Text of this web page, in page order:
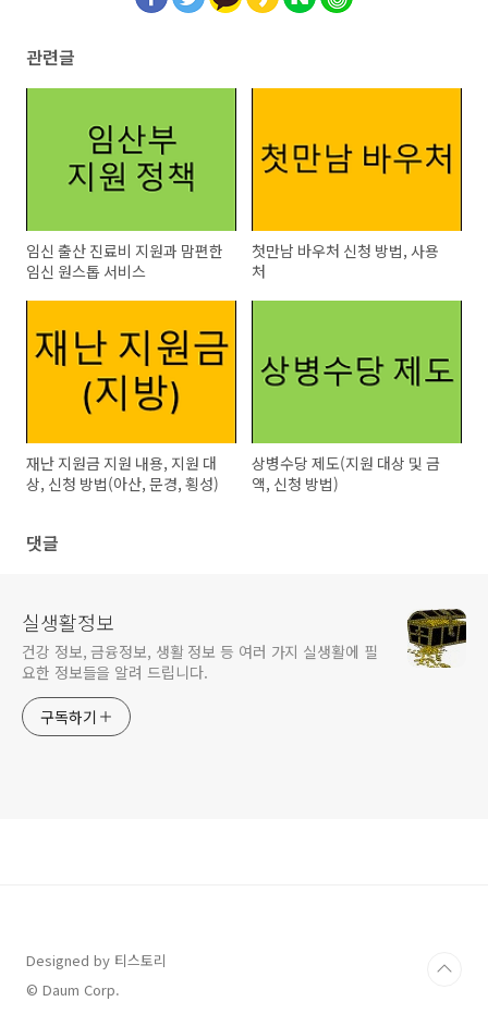
관련글
임신 출산 진료비 지원과 맘편한
임신 원스톱 서비스
첫만남 바우처 신청 방법, 사용
처
재난 지원금 지원 내용, 지원 대
상, 신청 방법(아산, 문경, 횡성)
상병수당 제도(지원 대상 및 금
액, 신청 방법)
댓글
실생활정보
건강 정보, 금융정보, 생활 정보 등 여러 가지 실생활에 필
요한 정보들을 알려 드립니다.
구독하기
Designed by 티스토리
© Daum Corp.